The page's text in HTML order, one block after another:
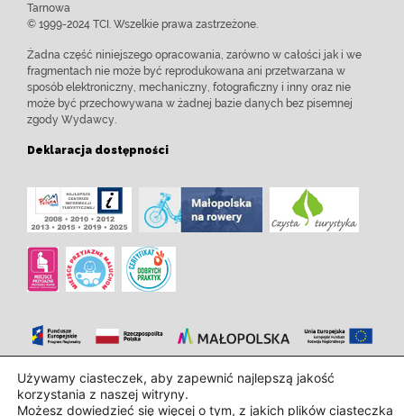
Tarnowa
© 1999-2024 TCI. Wszelkie prawa zastrzeżone.
Żadna część niniejszego opracowania, zarówno w całości jak i we
fragmentach nie może być reprodukowana ani przetwarzana w
sposób elektroniczny, mechaniczny, fotograficzny i inny oraz nie
może być przechowywana w żadnej bazie danych bez pisemnej
zgody Wydawcy.
Deklaracja dostępności
Zaprojektowanie i wdrożenie:InTechHouse.com
Używamy ciasteczek, aby zapewnić najlepszą jakość
korzystania z naszej witryny.
Możesz dowiedzieć się więcej o tym, z jakich plików ciasteczka